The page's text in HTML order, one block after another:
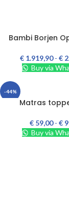
Bambi Borjen
€ 1.919,90 - €
Buy via
-44% OPTIES
Matras
€ 59,00 - €
Buy via